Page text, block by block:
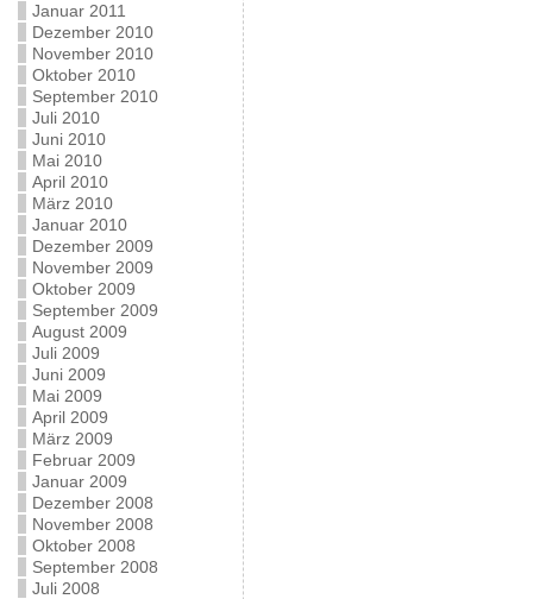
Januar 2011
Dezember 2010
November 2010
Oktober 2010
September 2010
Juli 2010
Juni 2010
Mai 2010
April 2010
März 2010
Januar 2010
Dezember 2009
November 2009
Oktober 2009
September 2009
August 2009
Juli 2009
Juni 2009
Mai 2009
April 2009
März 2009
Februar 2009
Januar 2009
Dezember 2008
November 2008
Oktober 2008
September 2008
Juli 2008